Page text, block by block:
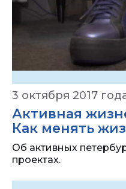
3 октября 2017
Активная
Как менять
Об активных
проектах.